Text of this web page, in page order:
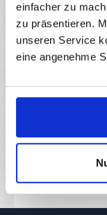
einfacher zu
zu präsentieren.
unseren Service
eine angenehme
Produktgalerie
Zubehör
Diese 220V
ideal als Heizbett
und mit einem
Diese
Nachrüsten
Aufheizen der
beugt vor, dass das
(warping).